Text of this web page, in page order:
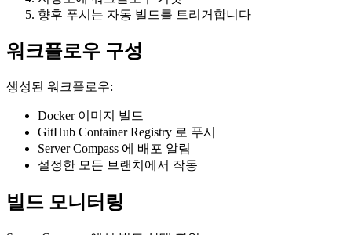
향후 푸시는 자동 빌드를 트리거합니다
워크플로우 구성
생성된 워크플로우:
Docker 이미지 빌드
GitHub Container Registry 로 푸시
Server Compass 에 배포 알림
설정한 모든 브랜치에서 작동
빌드 모니터링